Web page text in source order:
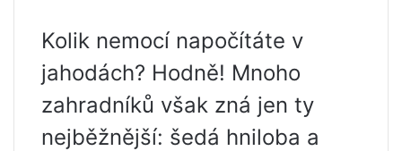
Kolik nemocí napočítáte v
jahodách? Hodně! Mnoho
zahradníků však zná jen ty
nejběžnější: šedá hniloba a